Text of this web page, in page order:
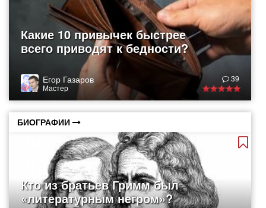
Какие 10 привычек быстрее
всего приводят к бедности?
Егор Газаров
Мастер
39
БИОГРАФИИ
Кто из братьев Гримм был
«литературным негром»?